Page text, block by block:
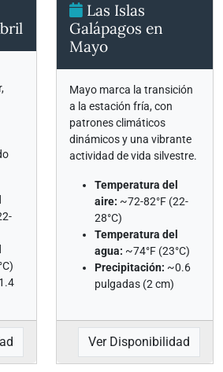
Las Islas
Galápagos en
Mayo
Mayo marca la transición
a la estación fría, con
patrones climáticos
dinámicos y una vibrante
actividad de vida silvestre.
Temperatura del
aire: ~72-82°F (22-
28°C)
Temperatura del
agua: ~74°F (23°C)
Precipitación: ~0.6
pulgadas (2 cm)
Ver Disponibilidad